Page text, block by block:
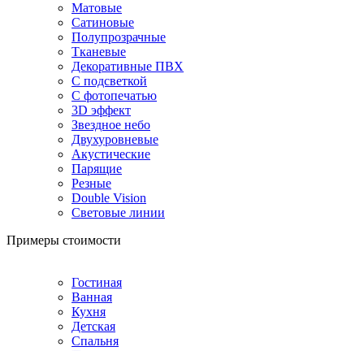
Матовые
Сатиновые
Полупрозрачные
Тканевые
Декоративные ПВХ
С подсветкой
С фотопечатью
3D эффект
Звездное небо
Двухуровневые
Акустические
Парящие
Резные
Double Vision
Световые линии
Примеры стоимости
Гостиная
Ванная
Кухня
Детская
Спальня